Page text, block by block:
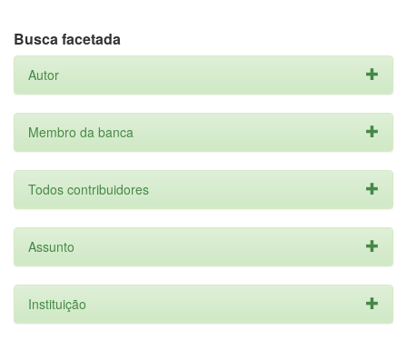
Busca facetada
Autor
Membro da banca
Todos contribuidores
Assunto
Instituição